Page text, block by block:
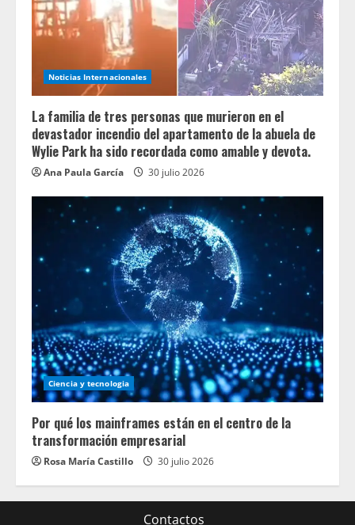
Noticias Internacionales
La familia de tres personas que murieron en el
devastador incendio del apartamento de la abuela de
Wylie Park ha sido recordada como amable y devota.
Ana Paula García 30 julio 2026
Ciencia y tecnologia
Por qué los mainframes están en el centro de la
transformación empresarial
Rosa María Castillo 30 julio 2026
Contactos